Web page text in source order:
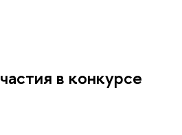
в конкурсе